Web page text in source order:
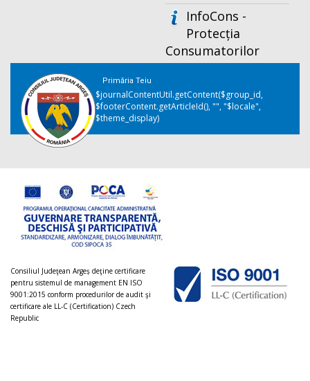
InfoCons -
Protecția
Consumatorilor
Primăria Teiu
$journalContentUtil.getContent($group_id,
$footerContent.getArticleId(), "", "$locale",
$theme_display)
Consiliul Judeţean Argeș deţine certificare
pentru sistemul de management EN ISO
9001:2015 conform procedurilor de audit şi
certificare ale LL-C (Certification) Czech
Republic